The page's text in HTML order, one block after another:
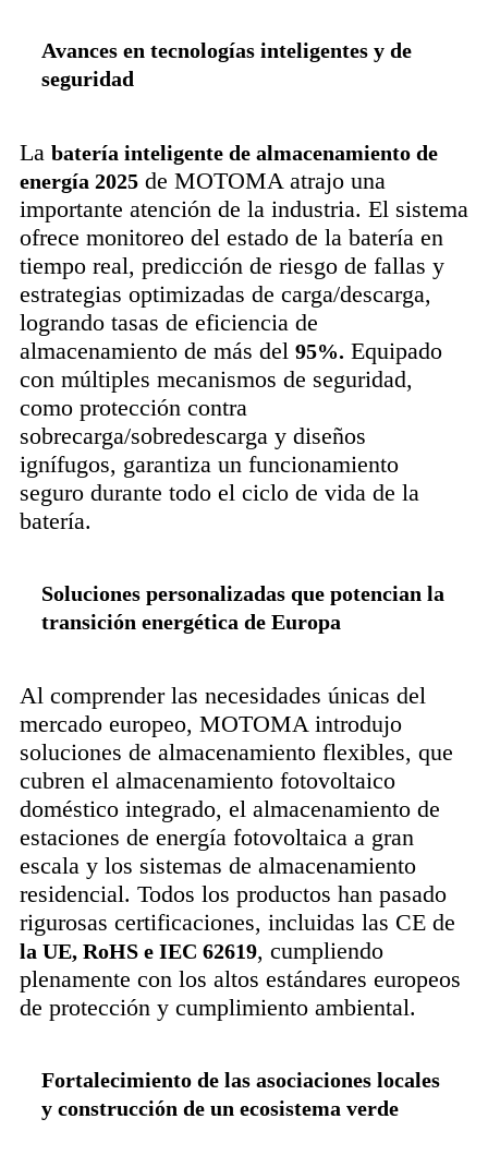
Avances en tecnologías inteligentes y de
seguridad
La batería inteligente de almacenamiento de
energía 2025 de MOTOMA atrajo una
importante atención de la industria. El sistema
ofrece monitoreo del estado de la batería en
tiempo real, predicción de riesgo de fallas y
estrategias optimizadas de carga/descarga,
logrando tasas de eficiencia de
almacenamiento de más del 95%. Equipado
con múltiples mecanismos de seguridad,
como protección contra
sobrecarga/sobredescarga y diseños
ignífugos, garantiza un funcionamiento
seguro durante todo el ciclo de vida de la
batería.
Soluciones personalizadas que potencian la
transición energética de Europa
Al comprender las necesidades únicas del
mercado europeo, MOTOMA introdujo
soluciones de almacenamiento flexibles, que
cubren el almacenamiento fotovoltaico
doméstico integrado, el almacenamiento de
estaciones de energía fotovoltaica a gran
escala y los sistemas de almacenamiento
residencial. Todos los productos han pasado
rigurosas certificaciones, incluidas las CE de
la UE, RoHS e IEC 62619, cumpliendo
plenamente con los altos estándares europeos
de protección y cumplimiento ambiental.
Fortalecimiento de las asociaciones locales
y construcción de un ecosistema verde